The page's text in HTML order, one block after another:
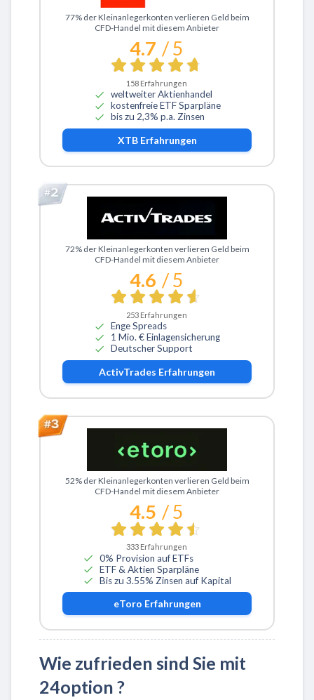
Zu XTB
77% der Kleinanlegerkonten verlieren Geld beim
CFD-Handel mit diesem Anbieter
4.7 / 5
158 Erfahrungen
weltweiter Aktienhandel
kostenfreie ETF Sparpläne
bis zu 2,3% p.a. Zinsen
XTBErfahrungen
Zu ActivTrades
72% der Kleinanlegerkonten verlieren Geld beim
CFD-Handel mit diesem Anbieter
4.6 / 5
253 Erfahrungen
Enge Spreads
1 Mio. € Einlagensicherung
Deutscher Support
ActivTrades Erfahrungen
Zu eToro
52% der Kleinanlegerkonten verlieren Geld beim
CFD-Handel mit diesem Anbieter
4.5 / 5
333 Erfahrungen
0% Provision auf ETFs
ETF & Aktien Sparpläne
Bis zu 3.55% Zinsen auf Kapital
eToro Erfahrungen
Wie zufrieden sind Sie mit
24option ?